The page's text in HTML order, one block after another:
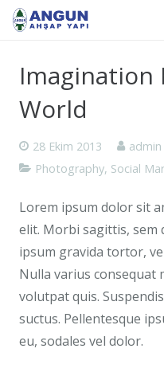
Hakkımızda
İşyeri Resimleri
E-Katalog
İletişim
Imagination
World
28 Ekim 2013
admin
Photography, Social
Lorem ipsum dolor sit
elit. Morbi sagittis, sem
ipsum gravida tortor,
Nulla varius consequat
volutpat quis.
suctus. Pellentesque
eu, sodales vel dolor.